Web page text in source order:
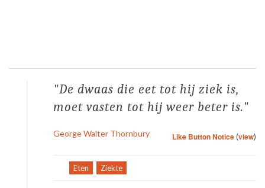
De dwaas die eet tot hij ziek is,
moet vasten tot hij weer beter is.
Like Button Notice(view)
George Walter Thornbury
Eten Ziekte